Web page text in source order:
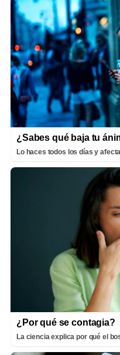
¿Sabes qué baja tu
Lo haces todos los días y
¿Por qué se contagia?
La ciencia explica por qué el